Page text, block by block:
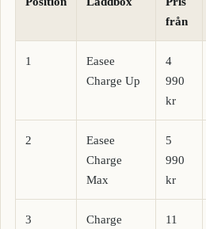
från
1
Easee
Charge Up
4
990
kr
2
Easee
Charge
Max
5
990
kr
3
Charge
11